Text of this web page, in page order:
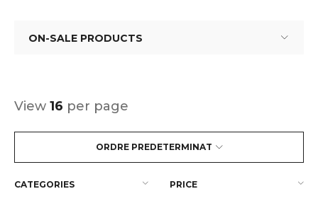
ON-SALE PRODUCTS
ORDRE PREDETERMINAT
View 16 per page
CATEGORIES PRICE